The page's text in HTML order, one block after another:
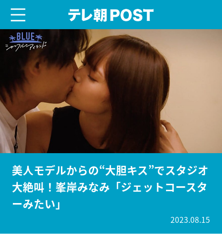
美人モデルからの“大胆キス”でスタジオ
大絶叫！峯岸みなみ「ジェットコースタ
ーみたい」
2023.08.15